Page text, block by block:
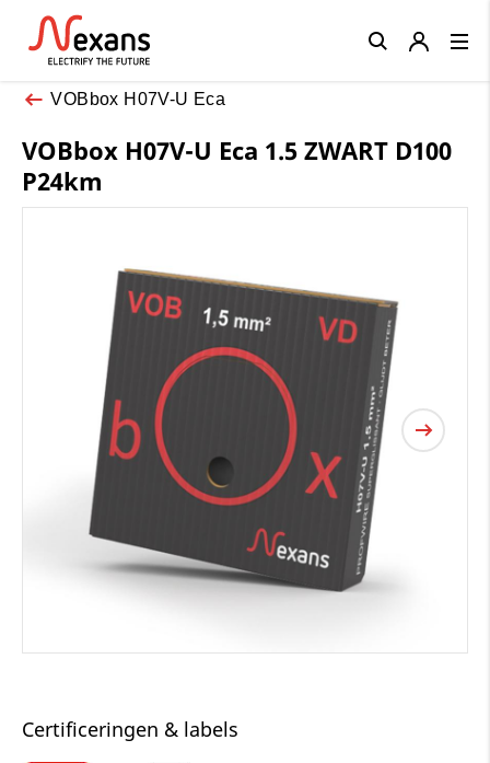
VOBbox H07V-U Eca
VOBbox H07V-U Eca 1.5 ZWART D100
P24km
Certificeringen & labels
Close